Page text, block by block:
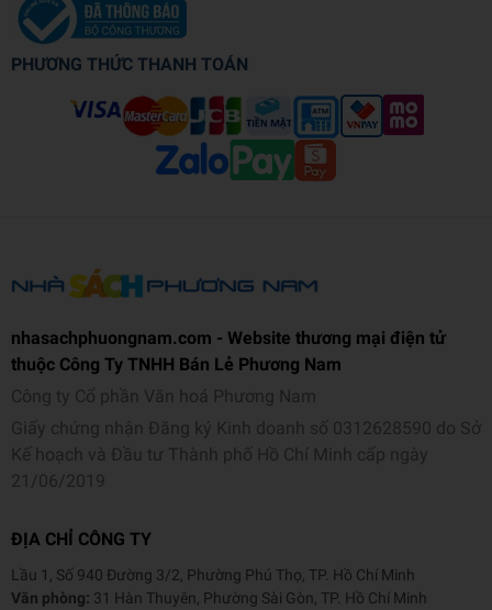
Albert Rutherford là một chuyên gia tâm lý học và nhà nghiên cứu
người Mỹ, tập trung vào lĩnh vực tư duy phản biện và tư duy hệ
con người suy nghĩ, cũng như tác động tích cực của việc rèn luyện
tư duy phản biện trong đời sống và công việc.
Tác giả
Người dịch Cao Trí
Công Thương
Năm XB 2026
Ngôn ngữ
Số trang 191
PHƯƠNG THỨC THANH TOÁN
nhasachphuongnam.com - Website thương mại điện tử
thuộc Công Ty TNHH Bán Lẻ Phương Nam
Công ty Cổ phần Văn hoá Phương Nam
Giấy chứng nhận Đăng ký Kinh doanh số 0312628590 do Sở
Kế hoạch và Đầu tư Thành phố Hồ Chí Minh cấp ngày
21/06/2019
ĐỊA CHỈ CÔNG TY
Lầu 1, Số 940 Đường 3/2, Phường Phú Thọ, TP. Hồ Chí Minh
Văn phòng: 31 Hàn Thuyên, Phường Sài Gòn, TP. Hồ Chí Minh